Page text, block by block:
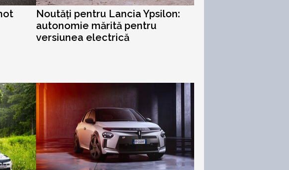
Noutăți pentru Lancia Ypsilon:
autonomie mărită pentru
versiunea electrică